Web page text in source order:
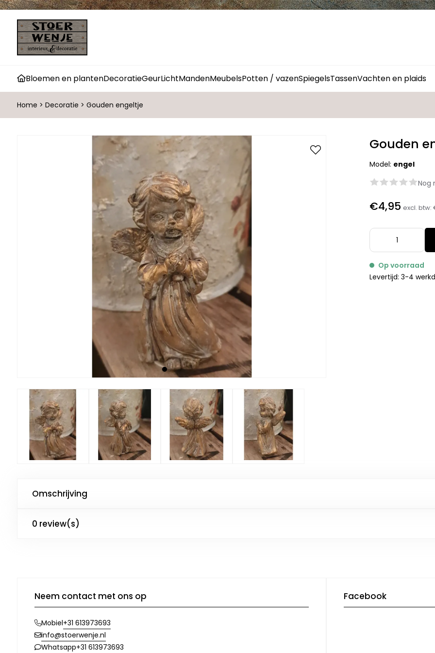
Bloemen en plantenDecoratieGeurLichtMandenMeubelsPotten / vazenSpiegelsTassenVachten en plaids
Home > Decoratie > Gouden engeltje
Gouden
Model: engel
Nog
€4,95 excl. btw:
Op voorraad
Levertijd: 3-4
Omschrijving
0 review(s)
Neem contact met ons op
Mobiel+31 613973693
info@stoerwenje.nl
Whatsapp+31 613973693
Facebook